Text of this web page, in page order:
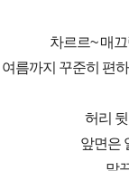
차르르~ 매
여름까지 꾸준히 편
허리
앞면은